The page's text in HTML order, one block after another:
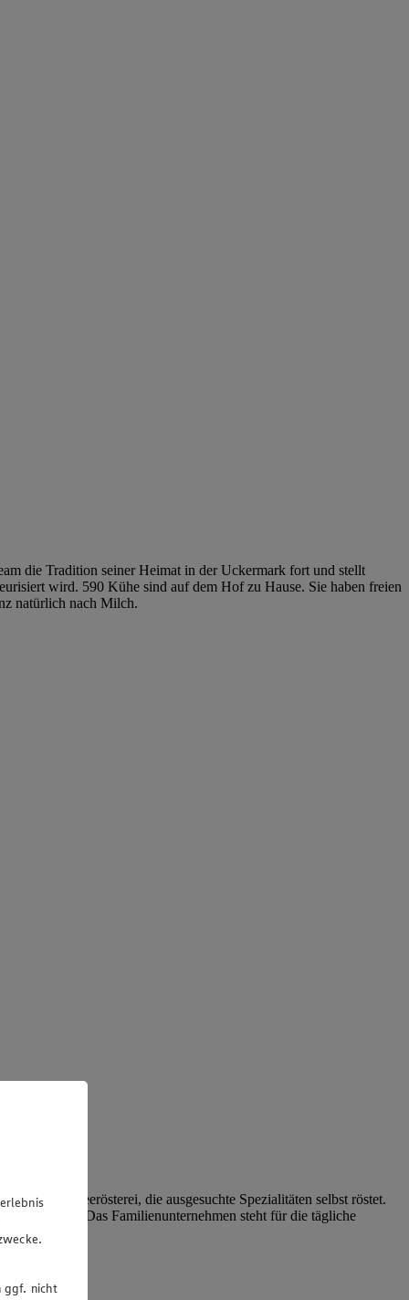
die Tradition seiner Heimat in der Uckermark fort und stellt
wird. 590 Kühe sind auf dem Hof zu Hause. Sie haben freien
natürlich nach Milch.
der Kaffeerösterei, die ausgesuchte Spezialitäten selbst röstet.
. Das Familienunternehmen steht für die tägliche
ggf. nicht